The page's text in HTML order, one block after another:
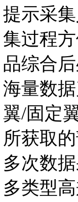
提示采
集过程
品综合
海量数
翼/固定
所获取
多次数
多类型